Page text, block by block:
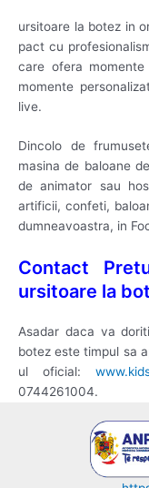
ursitoare la botez in
pact cu
care ofera
momente
live.
Dincolo de
masina de baloane
de animator sau
artificii, confeti,
dumneavoastra, in
Contact
ursitoare la
Asadar daca va
botez este timpul sa
ul oficial:
0744261004.